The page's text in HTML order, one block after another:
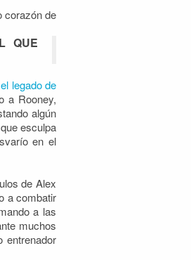
corazón de
QUE
el legado de
a Rooney,
algún
esculpa
en el
de Alex
a combatir
a las
muchos
entrenador